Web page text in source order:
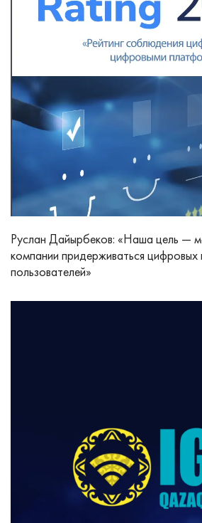
Руслан Дайырбеков: «Наша цель —
компании придерживаться цифровых
пользователей»